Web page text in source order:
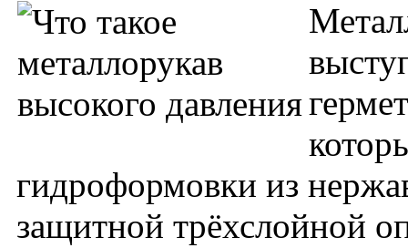
гидроформовки из
защитной трёхслойной